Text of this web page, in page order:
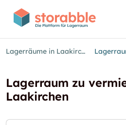
Lagerräume in Laakirchen
Lagerraum zu
Laakirchen